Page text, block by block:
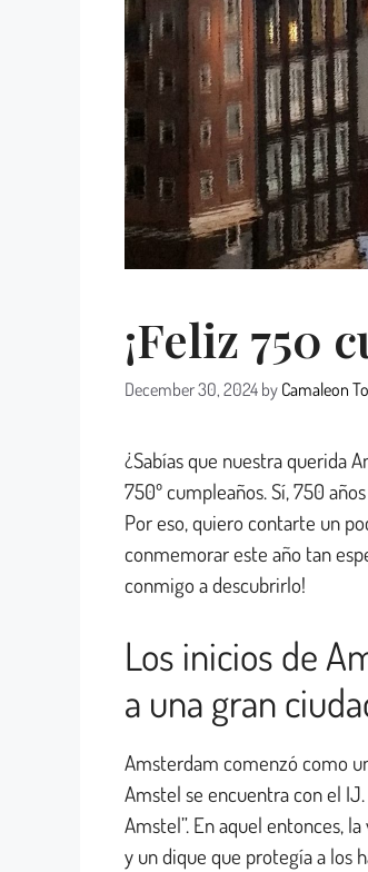
¡Feliz 750
December 30, 2024byCamaleon
¿Sabías que nuestra querida
750º cumpleaños. Sí, 750
Por eso, quiero contarte un
conmemorar este año tan
conmigo a descubrirlo!
Los inicios de
a una gran
Amsterdam comenzó como
Amstel se encuentra con el
Amstel”. En aquel entonces,
y un dique que protegía a los